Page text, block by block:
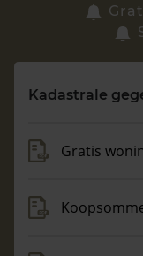
Zoek een woning
Maandag t/m
Kadastrale
Gratis